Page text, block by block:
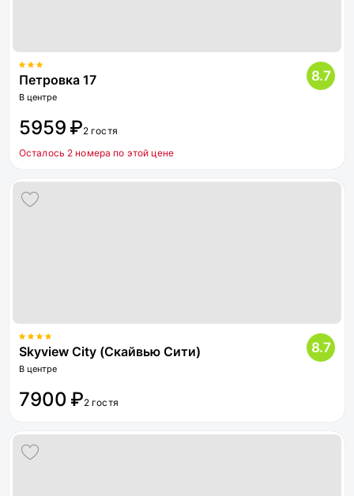
Петровка 17
В центре
8.7
5959 ₽2 гостя
Осталось 2 номера по этой цене
Skyview City (Скайвью Сити)
В центре
8.7
7900 ₽2 гостя